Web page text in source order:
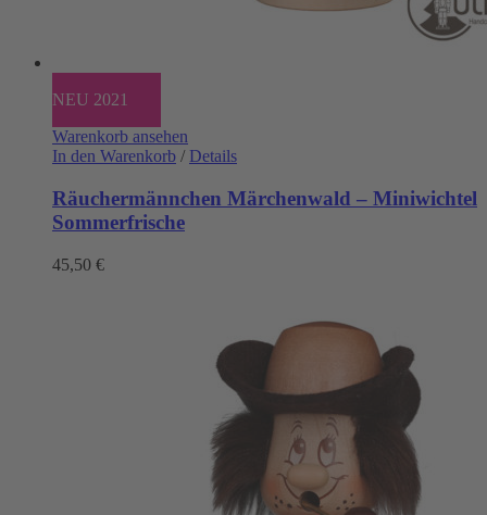
NEU 2021
Warenkorb ansehen
In den Warenkorb / Details
Räuchermännchen Märchenwald – Miniwichtel
Sommerfrische
45,50 €